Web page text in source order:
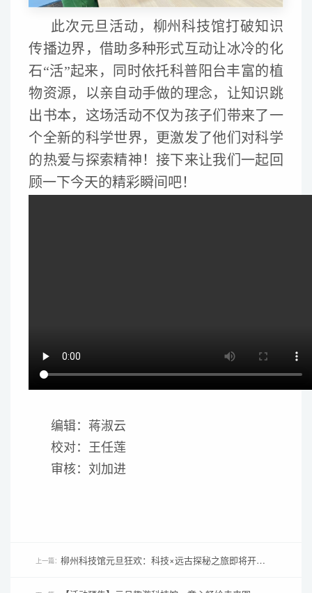
此次元旦活动，柳州科技馆打破知识
传播边界，借助多种形式互动让冰冷的化
石“活”起来，同时依托科普阳台丰富的植
物资源，以亲自动手做的理念，让知识跳
出书本，这场活动不仅为孩子们带来了一
个全新的科学世界，更激发了他们对科学
的热爱与探索精神！接下来让我们一起回
顾一下今天的精彩瞬间吧！
编辑：蒋淑云
校对：王任莲
审核：刘加进
上一篇： 柳州科技馆元旦狂欢：科技×远古探秘之旅即将开启！